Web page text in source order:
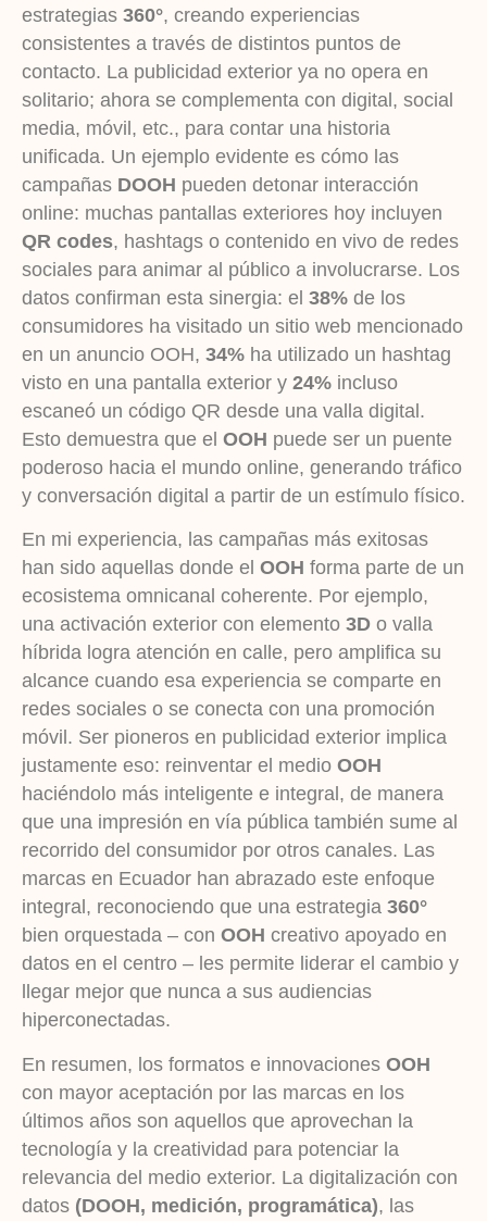
estrategias 360°, creando experiencias
consistentes a través de distintos puntos de
contacto. La publicidad exterior ya no opera en
solitario; ahora se complementa con digital, social
media, móvil, etc., para contar una historia
unificada. Un ejemplo evidente es cómo las
campañas DOOH pueden detonar interacción
online: muchas pantallas exteriores hoy incluyen
QR codes, hashtags o contenido en vivo de redes
sociales para animar al público a involucrarse. Los
datos confirman esta sinergia: el 38% de los
consumidores ha visitado un sitio web mencionado
en un anuncio OOH, 34% ha utilizado un hashtag
visto en una pantalla exterior y 24% incluso
escaneó un código QR desde una valla digital.
Esto demuestra que el OOH puede ser un puente
poderoso hacia el mundo online, generando tráfico
y conversación digital a partir de un estímulo físico.
En mi experiencia, las campañas más exitosas
han sido aquellas donde el OOH forma parte de un
ecosistema omnicanal coherente. Por ejemplo,
una activación exterior con elemento 3D o valla
híbrida logra atención en calle, pero amplifica su
alcance cuando esa experiencia se comparte en
redes sociales o se conecta con una promoción
móvil. Ser pioneros en publicidad exterior implica
justamente eso: reinventar el medio OOH
haciéndolo más inteligente e integral, de manera
que una impresión en vía pública también sume al
recorrido del consumidor por otros canales. Las
marcas en Ecuador han abrazado este enfoque
integral, reconociendo que una estrategia 360°
bien orquestada – con OOH creativo apoyado en
datos en el centro – les permite liderar el cambio y
llegar mejor que nunca a sus audiencias
hiperconectadas.
En resumen, los formatos e innovaciones OOH
con mayor aceptación por las marcas en los
últimos años son aquellos que aprovechan la
tecnología y la creatividad para potenciar la
relevancia del medio exterior. La digitalización con
datos (DOOH, medición, programática), las